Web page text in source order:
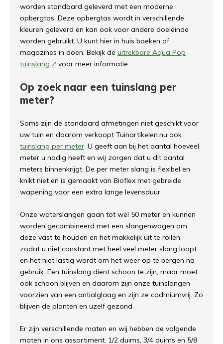
worden standaard geleverd met een moderne
opbergtas. Deze opbergtas wordt in verschillende
kleuren geleverd en kan ook voor andere doeleinde
worden gebruikt. U kunt hier in huis boeken of
magazines in doen. Bekijk de uitrekbare Aqua Pop
tuinslang
voor meer informatie.
Op zoek naar een tuinslang per
meter?
Soms zijn de standaard afmetingen niet geschikt voor
uw tuin en daarom verkoopt Tuinartikelen.nu ook
tuinslang per meter. U geeft aan bij het aantal hoeveel
meter u nodig heeft en wij zorgen dat u dit aantal
meters binnenkrijgt. De per meter slang is flexibel en
knikt niet en is gemaakt van Bioflex met gebreide
wapening voor een extra lange levensduur.
Onze waterslangen gaan tot wel 50 meter en kunnen
worden gecombineerd met een slangenwagen om
deze vast te houden en het makkelijk uit te rollen,
zodat u niet constant met heel veel meter slang loopt
en het niet lastig wordt om het weer op te bergen na
gebruik. Een tuinslang dient schoon te zijn, maar moet
ook schoon blijven en daarom zijn onze tuinslangen
voorzien van een antialglaag en zijn ze cadmiumvrij. Zo
blijven de planten en uzelf gezond.
Er zijn verschillende maten en wij hebben de volgende
maten in ons assortiment, 1/2 duims, 3/4 duims en 5/8